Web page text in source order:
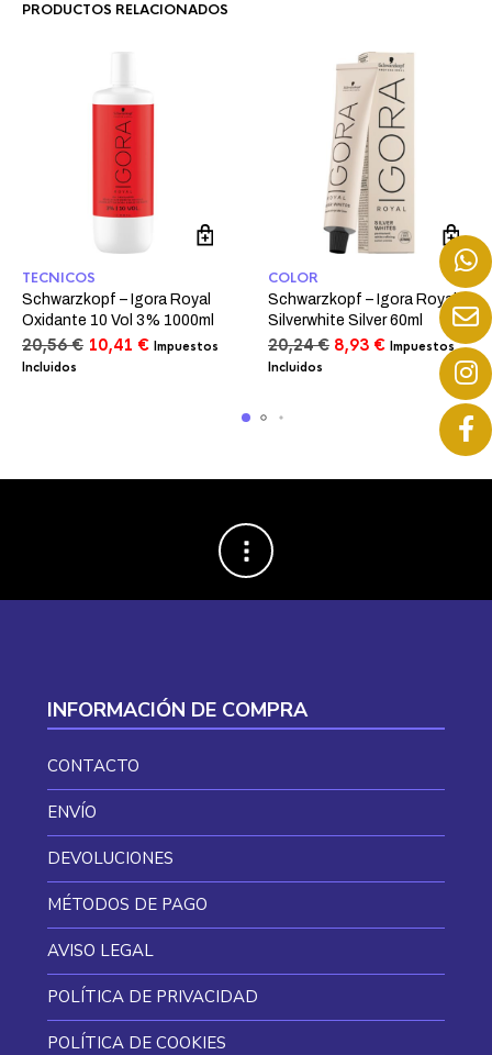
PRODUCTOS RELACIONADOS
TECNICOS
Schwarzkopf – Igora Royal
Oxidante 10 Vol 3% 1000ml
20,56€ El
10,41 €ElImpuestos
Incluidos
COLOR
Schwarzkopf – Igora Royal
Silverwhite Silver 60ml
20,24€ El
8,93 €El
8,93 €.
Impuestos
Incluidos
INFORMACIÓN DE COMPRA
CONTACTO
ENVÍO
DEVOLUCIONES
MÉTODOS DE PAGO
AVISO LEGAL
POLÍTICA DE PRIVACIDAD
POLÍTICA DE COOKIES